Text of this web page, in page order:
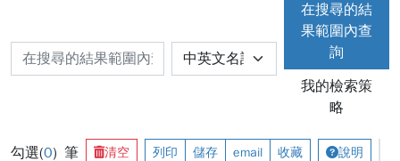
在搜尋的結
果範圍內查
詢
我的檢索策
略
勾選(0) 筆 清空 列印 儲存 email 收藏 說明